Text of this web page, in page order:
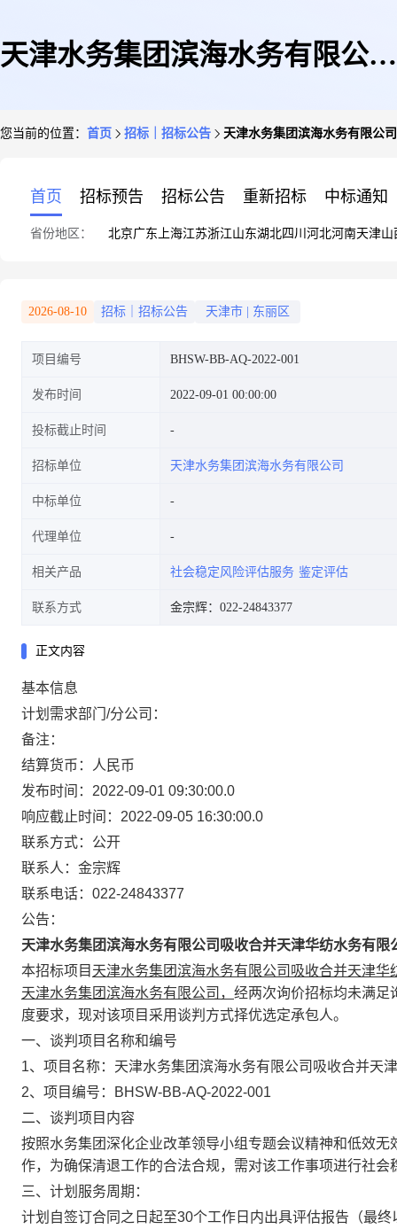
天津水务集团滨海水务有限公司
谈判公告
您当前的位置： 首页 招标｜招标公告 天津水务集团滨海水务有限公
首页 招标预告 招标公告 重新招标 中标通知
省份地区： 北京广东 上海江苏浙江山东湖北四川 河北河南天津山
2026-08-10 招标｜招标公告 天津市 东丽区
项目编号 BHSW-BB-AQ-2022-001
发布时间 2022-09-01 00:00:00
投标截止时间
招标单位 天津水务集团滨海水务有限公司
中标单位
代理单位
相关产品 社会稳定风险评估服务 鉴定评估
联系方式 金宗辉：022-24843377
正文内容
基本信息
计划需求部门/分公司：
备注：
结算货币：人民币
发布时间：2022-09-01 09:30:00.0
响应截止时间：2022-09-05 16:30:00.0
联系方式：公开
联系人：金宗辉
联系电话：022-24843377
公告：
天津水务集团滨海水务有限公司吸收合并天津华纺水务有
本招标项目 天津水务集团滨海水务有限公司吸收合并天津
天津水务集团滨海水务有限公司， 经两次询价招标均未满足
度要求，现对该项目采用谈判方式择优选定承包人。
一、谈判项目名称和编号
1、项目名称：天津水务集团滨海水务有限公司吸收合并天
2、项目编号：BHSW-BB-AQ-2022-001
二、谈判项目内容
按照水务集团深化企业改革领导小组专题会议精神和低效
作，为确保清退工作的合法合规，需对该工作事项进行社
三、计划服务周期：
计划自签订合同之日起至30个工作日内出具评估报告（最终